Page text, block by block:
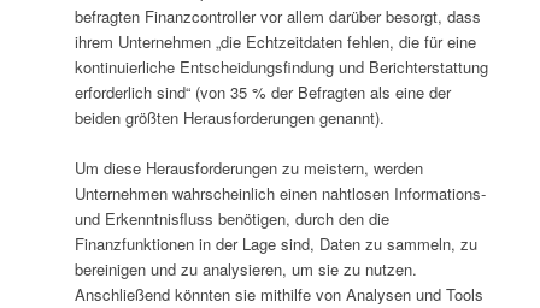
befragten Finanzcontroller vor allem darüber besorgt, dass
ihrem Unternehmen „die Echtzeitdaten fehlen, die für eine
kontinuierliche Entscheidungsfindung und Berichterstattung
erforderlich sind“ (von 35 % der Befragten als eine der
beiden größten Herausforderungen genannt).
Um diese Herausforderungen zu meistern, werden
Unternehmen wahrscheinlich einen nahtlosen Informations-
und Erkenntnisfluss benötigen, durch den die
Finanzfunktionen in der Lage sind, Daten zu sammeln, zu
bereinigen und zu analysieren, um sie zu nutzen.
Anschließend könnten sie mithilfe von Analysen und Tools